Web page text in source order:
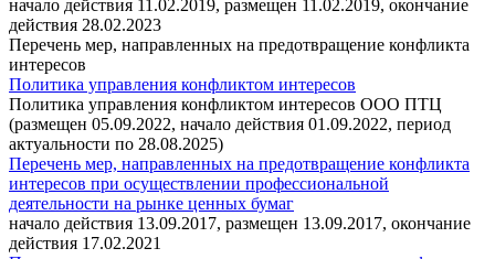
начало действия 11.02.2019, размещен 11.02.2019, окончание
действия 28.02.2023
Перечень мер, направленных на предотвращение конфликта
интересов
Политика управления конфликтом интересов
Политика управления конфликтом интересов ООО ПТЦ
(размещен 05.09.2022, начало действия 01.09.2022, период
актуальности по 28.08.2025)
Перечень мер, направленных на предотвращение конфликта
интересов при осуществлении профессиональной
деятельности на рынке ценных бумаг
начало действия 13.09.2017, размещен 13.09.2017, окончание
действия 17.02.2021